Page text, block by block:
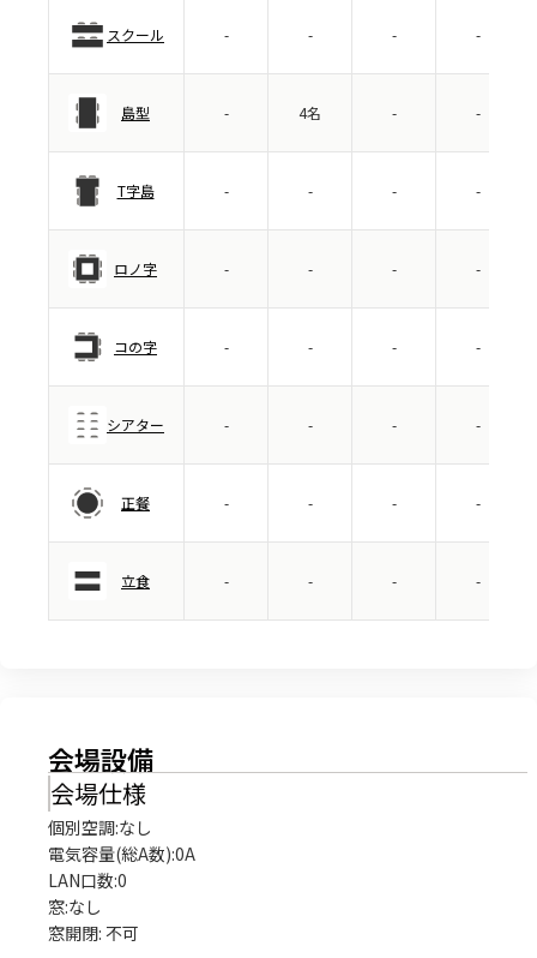
スクール - - - -
島型 - 4名 - -
T字島 - - - -
ロノ字 - - - -
コの字 - - - -
シアター - - - -
正餐 - - - -
立食 - - - -
会場設備
会場仕様
個別空調:なし
電気容量(総A数):0A
LAN口数:0
窓:なし
窓開閉: 不可